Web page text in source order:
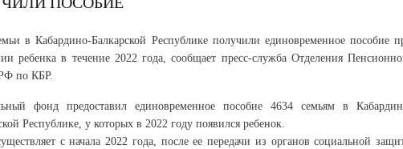
в Кабардино-Балкарской Республике получили единовременное пособие
ребенка в течение 2022 года, сообщает пресс-служба Отделения
по КБР.
фонд предоставил единовременное пособие 4634 семьям в
Республике, у которых в 2022 году появился ребенок.
с начала 2022 года, после ее передачи из органов социальной